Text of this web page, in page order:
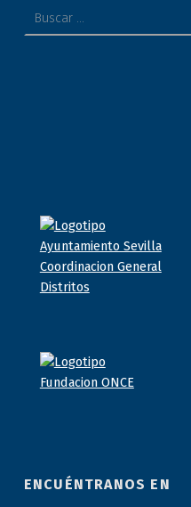
ENCUÉNTRANOS EN